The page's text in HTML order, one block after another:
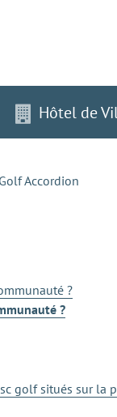
Hôtel de
Accordion
?